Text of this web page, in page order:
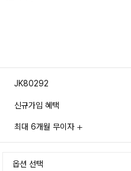
JK80292
신규가입 혜택
최대 6개월 무이자